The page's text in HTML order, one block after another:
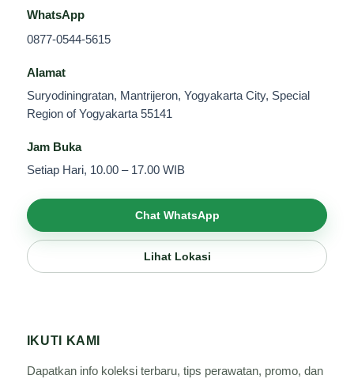
WhatsApp
0877-0544-5615
Alamat
Suryodiningratan, Mantrijeron, Yogyakarta City, Special
Region of Yogyakarta 55141
Jam Buka
Setiap Hari, 10.00 – 17.00 WIB
Chat WhatsApp
Lihat Lokasi
IKUTI KAMI
Dapatkan info koleksi terbaru, tips perawatan, promo, dan